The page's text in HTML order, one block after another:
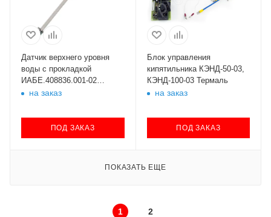
Датчик верхнего уровня
воды с прокладкой
ИАБЕ.408836.001-02
КЭНД-50-03,100-03
на заказ
ПОД ЗАКАЗ
Блок управления
кипятильника КЭНД-50-03,
КЭНД-100-03 Термаль
на заказ
ПОД ЗАКАЗ
ПОКАЗАТЬ ЕЩЕ
1 2